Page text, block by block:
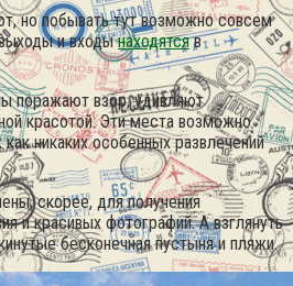
но побывать тут возможно совсем
и входынаходятсяв
поражают взор, удивляют
красотой. Эти места возможно
никаких особенных развлечений
скорее, для получения
и красивых фотографий. А взглянуть
бесконечная пустыня и пляжи.